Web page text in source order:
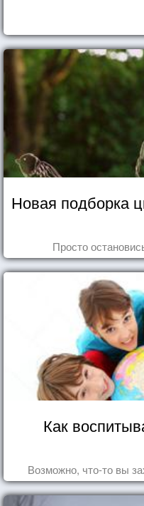
Новая подборка
Просто
Как
Возможно, что-то вы